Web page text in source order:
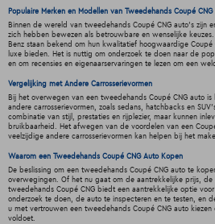
Populaire Merken en Modellen van Tweedehands Coupé CNG
Binnen de wereld van tweedehands Coupé CNG auto's zijn
zich hebben bewezen als betrouwbare en wenselijke
Benz staan bekend om hun kwalitatief hoogwaardige Coupé
luxe bieden. Het is nuttig om onderzoek te doen naar de
en om recensies en eigenaarservaringen te lezen om een
Vergelijking met Andere Carrosserievormen
Bij het overwegen van een tweedehands Coupé CNG auto
andere carrosserievormen, zoals sedans, hatchbacks en
combinatie van stijl, prestaties en rijplezier, maar kunnen
bruikbaarheid. Het afwegen van de voordelen van een
veelzijdige andere carrosserievormen kan helpen bij het
Waarom een Tweedehands Coupé CNG Auto Kopen
De beslissing om een tweedehands Coupé CNG auto te
overwegingen. Of het nu gaat om de aantrekkelijke prijs,
tweedehands Coupé CNG biedt een aantrekkelijke optie
onderzoek te doen, de auto te inspecteren en te testen, en
u met vertrouwen een tweedehands Coupé CNG auto
voldoet.